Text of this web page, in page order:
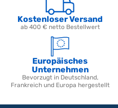
Kostenloser Versand
ab 400 € netto Bestellwert
Europäisches
Unternehmen
Bevorzugt in Deutschland,
Frankreich und Europa hergestellt